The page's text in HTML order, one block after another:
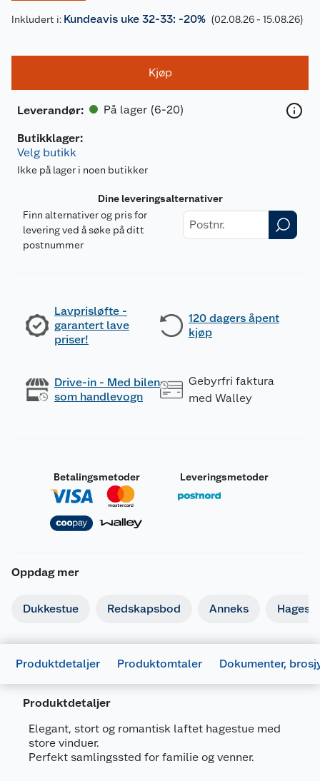
Inkludert i: Kundeavis uke 32-33: -20% (02.08.26 - 15.08.26)
Kjøp
Leverandør: På lager (6-20)
Butikklager:
Velg butikk
Ikke på lager i noen butikker
Dine leveringsalternativer
Finn alternativer og pris for
levering ved å søke på ditt
postnummer
Lavprisløfte -
garantert lave
priser!
120 dagers åpent
kjøp
Drive-in - Med bilen
som handlevogn
Gebyrfri faktura
med Walley
Betalingsmetoder Leveringsmetoder
Oppdag mer
Dukkestue Redskapsbod Anneks
Produktdetaljer Produktomtaler Dokumenter,
Produktdetaljer
Elegant, stort og romantisk laftet hagestue med
store vinduer.
Perfekt samlingssted for familie og venner.
Generelt